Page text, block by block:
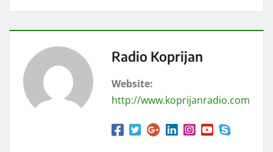
Radio Koprijan
Website:
http://www.koprijanradio.com